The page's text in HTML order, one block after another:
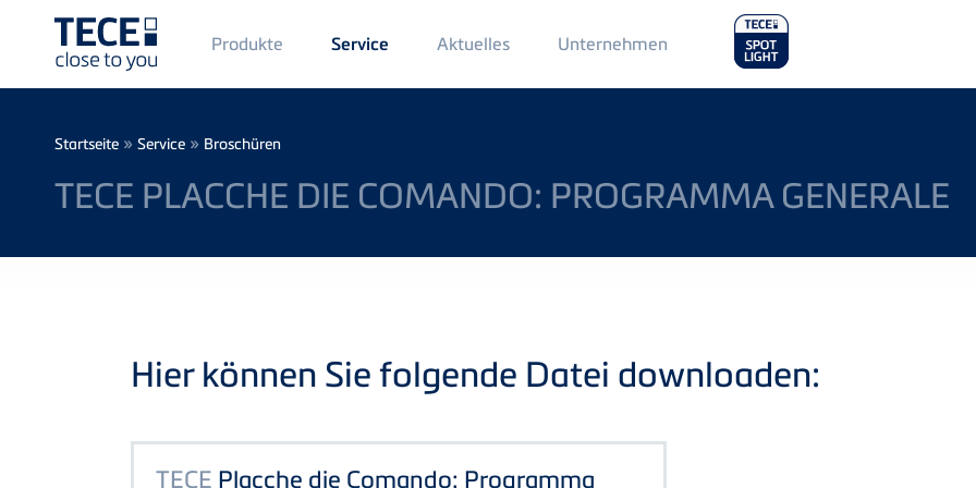
Main
Menü
1
Produkte Service Aktuelles Main
Menu
2
Unternehmen
Breadcrumb
Startseite » Service » Broschüren
TECE PLACCHE DIE COMANDO: PROGRAMMA GENERALE
Hier können Sie folgende Datei downloaden:
TECE Placche die Comando: Programma